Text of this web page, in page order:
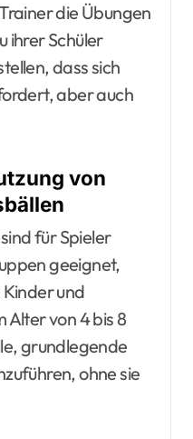
die Übungen
ihrer Schüler
dass sich
aber auch
von
für Spieler
geeignet,
und
Alter von 4 bis 8
grundlegende
ohne sie